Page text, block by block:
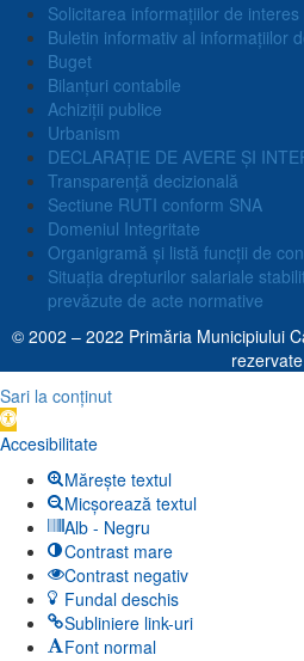
Solicitarea informațiilor de interes
Buletin informativ al informațiilor
Buget
Bilanțuri contabile
Achiziții publice
Urbanism
DECLARAȚIE DE AVERE ȘI
Transparență decizională
Sectiune RUTI conform SNA
Domeniul Integritate
Organigramă și listă funcții de
Situația drepturilor salariale
prevăzute de acte normative
© 2002 – 2022 Primăria Municipiului
rezervate
Sari la conținut
Deschide
bara
unelte
Accesibilitate
Mărește textul
Micșorează textul
Alb - Negru
Contrast mare
Contrast negativ
Fundal deschis
Subliniere link-uri
Font normal